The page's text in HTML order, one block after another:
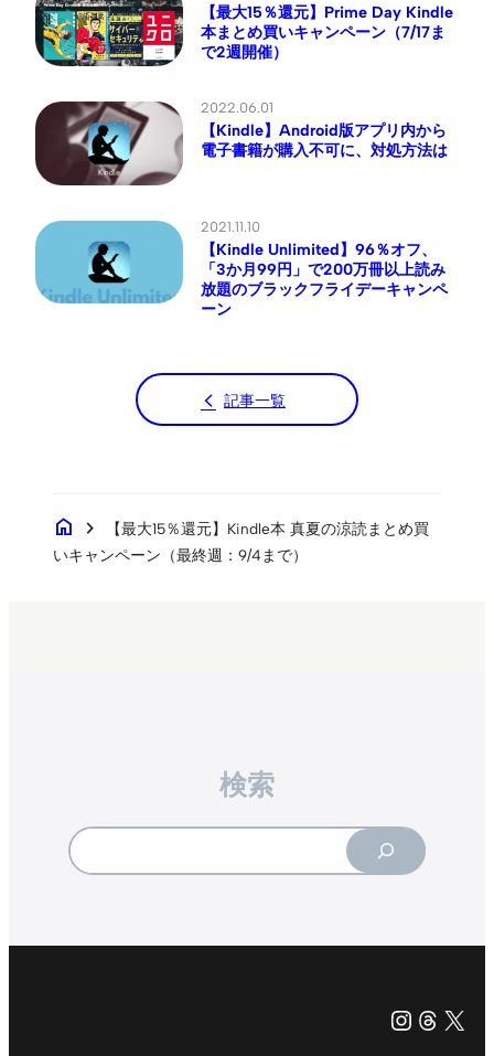
【最大15％還元】Prime Day Kindle
本まとめ買いキャンペーン（7/17ま
で2週開催）
2022.06.01
【Kindle】Android版アプリ内から
電子書籍が購入不可に、対処方法は
2021.11.10
【Kindle Unlimited】96％オフ、
「3か月99円」で200万冊以上読み
放題のブラックフライデーキャンペ
ーン
記事一覧
home chevron_right
【最大15％還元】Kindle本 真夏の涼読まとめ買
いキャンペーン（最終週：9/4まで）
検索
X（旧